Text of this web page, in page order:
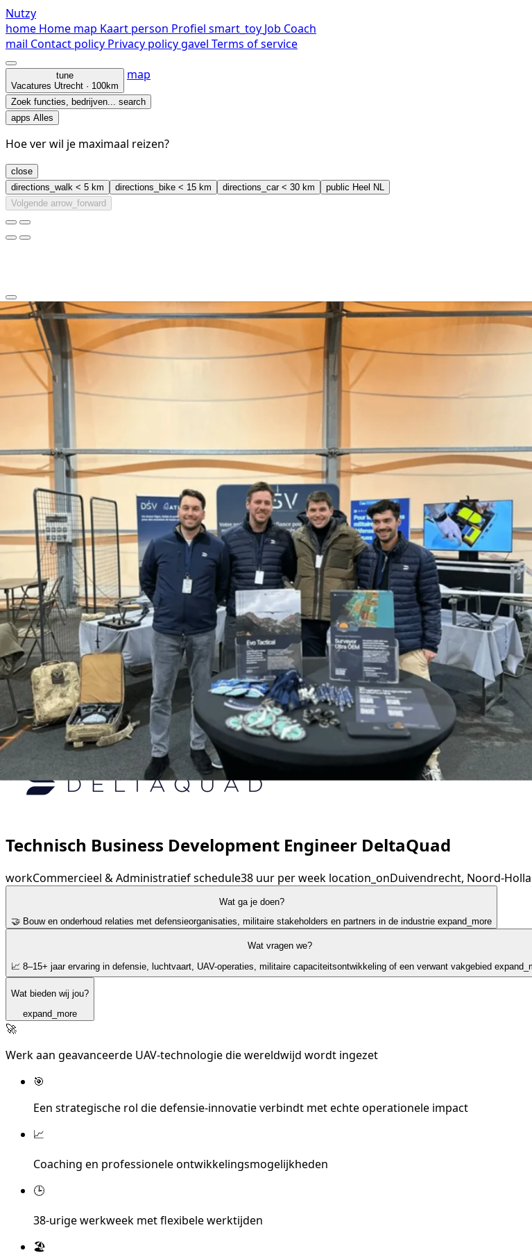
Nutzy
home Home map Kaart person Profiel smart_toy Job Coach
mail Contact policy Privacy policygavel Terms of service
tune
Vacatures Utrecht · 100km
map
Zoek functies, bedrijven... search
apps Alles
Hoe ver wil je maximaal reizen?
close
directions_walk < 5 km directions_bike < 15 km directions_car< 30 km public Heel NL
Volgende arrow_forward
clear arrow_back_ios_new
favorite
share
Technisch Business Development Engineer DeltaQuad
workCommercieel & Administratiefschedule38 uur per week location_onDuivendrecht, Noord-
Wat ga je doen?
🤝 Bouw en onderhoud relaties met defensieorganisaties, militaire stakeholders en partners in de industrie expand_more
Wat vragen we?
📈 8–15+ jaar ervaring in defensie, luchtvaart, UAV-operaties, militaire capaciteitsontwikkeling of een verwant vakgebied
Wat bieden wij jou?
expand_more
🚀
Werk aan geavanceerde UAV-technologie die wereldwijd wordt ingezet
🎯
Een strategische rol die defensie-innovatie verbindt met echte operationele impact
📈
Coaching en professionele ontwikkelingsmogelijkheden
🕒
38-urige werkweek met flexibele werktijden
🏖️